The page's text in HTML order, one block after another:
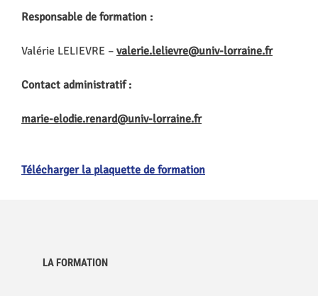
Responsable de formation :
Valérie LELIEVRE – valerie.lelievre@univ-lorraine.fr
Contact administratif :
marie-elodie.renard@univ-lorraine.fr
Télécharger la plaquette de formation
LA FORMATION